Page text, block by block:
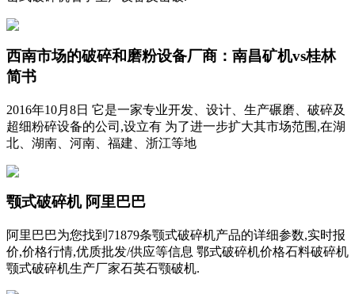
西南市场的破碎和磨粉设备厂商：南昌矿机vs桂林
简书
2016年10月8日 它是一家专业开发、设计、生产碾磨、破碎及
超细粉碎设备的公司,设立有 为了进一步扩大其市场范围,在湖
北、湖南、河南、福建、浙江等地
颚式破碎机 阿里巴巴
阿里巴巴为您找到71879条颚式破碎机产品的详细参数,实时报
价,价格行情,优质批发/供应等信息 鄂式破碎机价格石料破碎机
颚式破碎机生产厂家石英石颚破机.